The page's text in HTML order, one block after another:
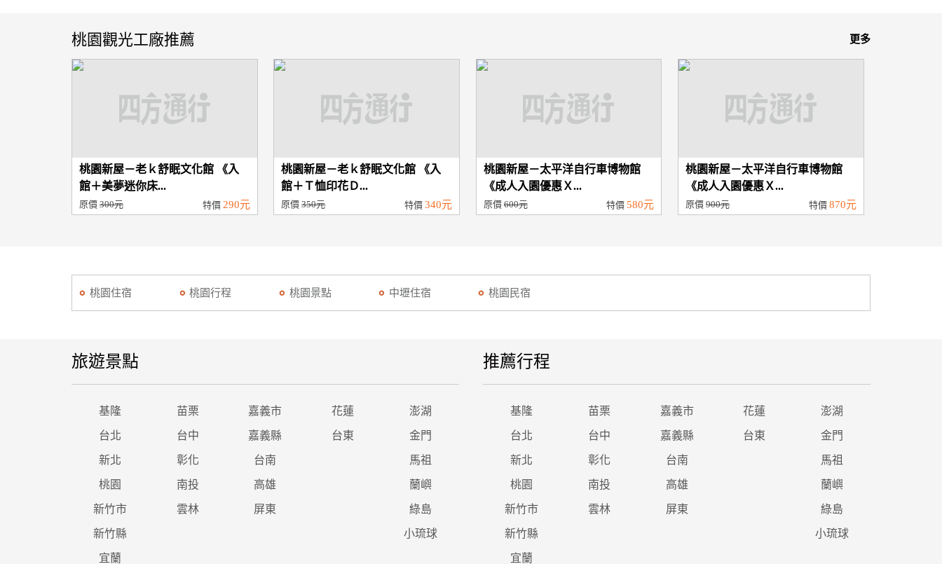
更多
桃園觀光工廠推薦
桃園新屋－老ｋ舒眠文化館 《入
館＋美夢迷你床...
原價 300元 特價 290元
桃園新屋－老ｋ舒眠文化館 《入
館＋Ｔ恤印花Ｄ...
原價350元 特價340元
桃園新屋－太平洋自行車博物館
《成人入園優惠Ｘ...
原價600元 特價 580元
桃園新屋－太平洋自行車博物館
《成人入園優惠Ｘ...
原價900元 特價 870元
桃園住宿 桃園行程 桃園景點 中壢住宿 桃園民宿
旅遊景點
基隆 苗栗 嘉義市 花蓮 澎湖
台北 台中 嘉義縣 台東 金門
新北 彰化 台南 馬祖
桃園 南投 高雄 蘭嶼
新竹市 雲林 屏東 綠島
新竹縣 小琉球
宜蘭
推薦行程
基隆 苗栗 嘉義市 花蓮 澎湖
台北 台中 嘉義縣 台東 金門
新北 彰化 台南 馬祖
桃園 南投 高雄 蘭嶼
新竹市 雲林 屏東 綠島
新竹縣 小琉球
宜蘭